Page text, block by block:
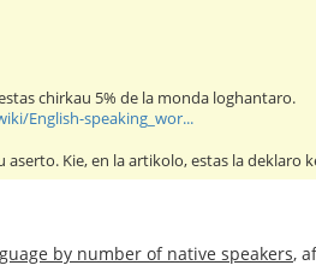
chirkau 5% de la monda loghantaro.
English-speaking_wor...
aserto. Kie, en la artikolo, estas la
by number of native speakers,